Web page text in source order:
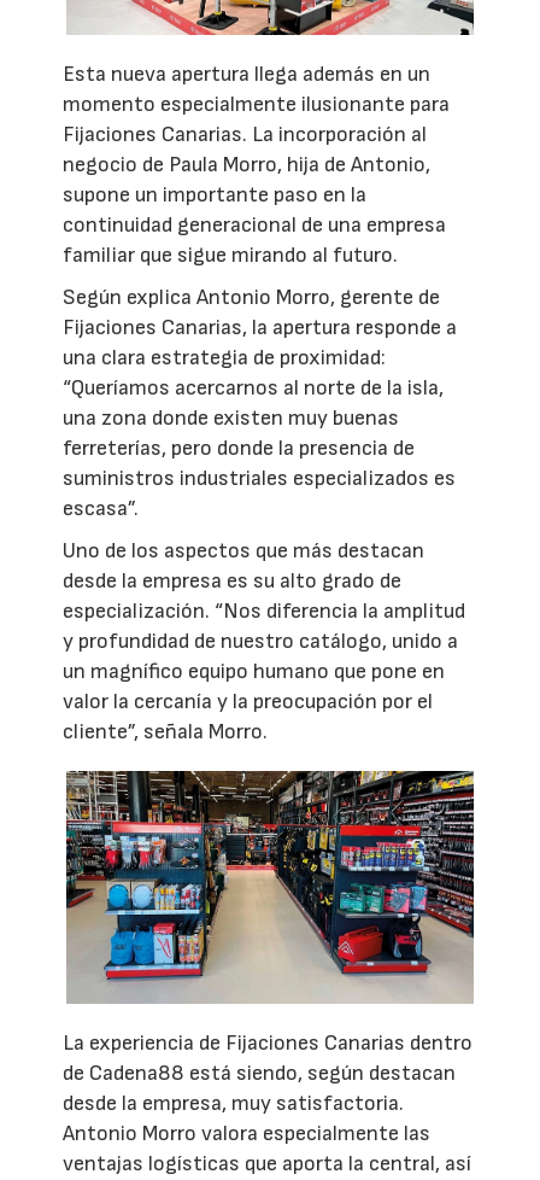
Esta nueva apertura llega además en un
momento especialmente ilusionante para
Fijaciones Canarias. La incorporación al
negocio de Paula Morro, hija de Antonio,
supone un importante paso en la
continuidad generacional de una empresa
familiar que sigue mirando al futuro.
Según explica Antonio Morro, gerente de
Fijaciones Canarias, la apertura responde a
una clara estrategia de proximidad:
“Queríamos acercarnos al norte de la isla,
una zona donde existen muy buenas
ferreterías, pero donde la presencia de
suministros industriales especializados es
escasa”.
Uno de los aspectos que más destacan
desde la empresa es su alto grado de
especialización. “Nos diferencia la amplitud
y profundidad de nuestro catálogo, unido a
un magnífico equipo humano que pone en
valor la cercanía y la preocupación por el
cliente”, señala Morro.
La experiencia de Fijaciones Canarias dentro
de Cadena88 está siendo, según destacan
desde la empresa, muy satisfactoria.
Antonio Morro valora especialmente las
ventajas logísticas que aporta la central, así